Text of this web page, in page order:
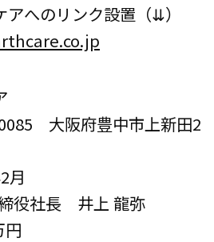
アへのリンク設置（⇊）
大阪府豊中市上新田2
役社長 井上 龍弥